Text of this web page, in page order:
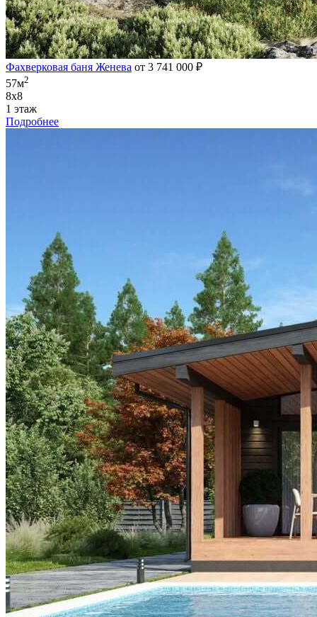
Фахверковая баня Женева от 3 741 000 ₽
57м2
8х8
1 этаж
Подробнее